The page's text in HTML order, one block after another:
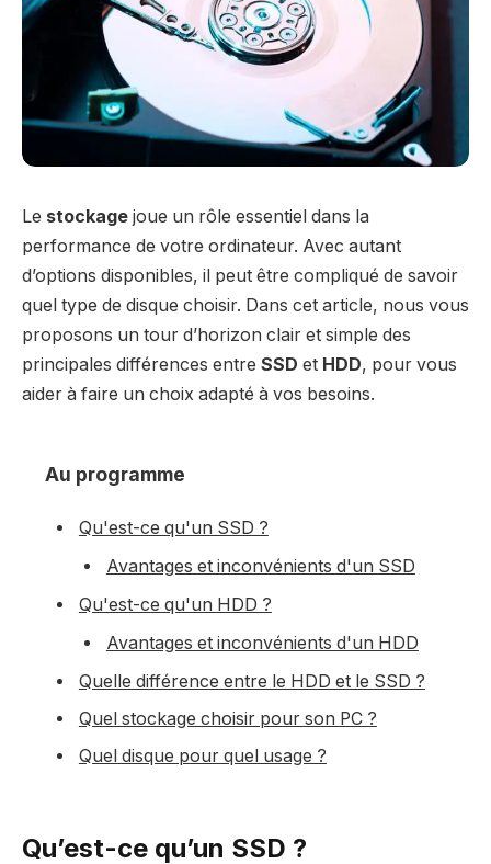
Le stockage joue un rôle essentiel dans la
performance de votre ordinateur. Avec autant
d’options disponibles, il peut être compliqué de savoir
quel type de disque choisir. Dans cet article, nous vous
proposons un tour d’horizon clair et simple des
principales différences entre SSD et HDD, pour vous
aider à faire un choix adapté à vos besoins.
Au programme
Qu'est-ce qu'un SSD ?
Avantages et inconvénients d'un SSD
Qu'est-ce qu'un HDD ?
Avantages et inconvénients d'un HDD
Quelle différence entre le HDD et le SSD ?
Quel stockage choisir pour son PC ?
Quel disque pour quel usage ?
Qu’est-ce qu’un SSD ?